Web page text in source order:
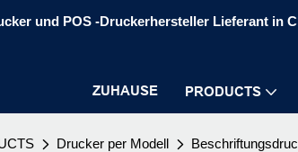
und POS -Druckerhersteller Lieferant in
ZUHAUSE PRODUCTS
Drucker per Modell